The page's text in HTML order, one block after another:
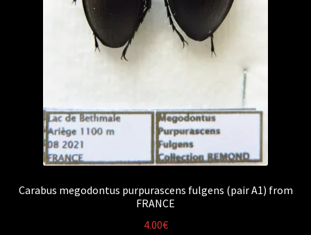
Carabus megodontus purpurascens fulgens (pair A1) from
FRANCE
4.00€